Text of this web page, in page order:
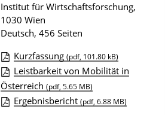
u
b
i
k
a
t
Institut für Wirtschaftsforschung,
1030 Wien
Deutsch, 456 Seiten
D
o
w
Kurzfassung (pdf, 101.80 kB)
Leistbarkeit von Mobilität in
Österreich (pdf, 5.65 MB)
Ergebnisbericht (pdf, 6.88 MB)